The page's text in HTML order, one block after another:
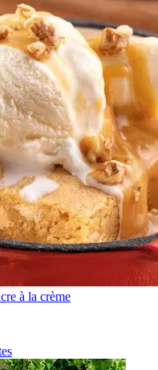
à la crème